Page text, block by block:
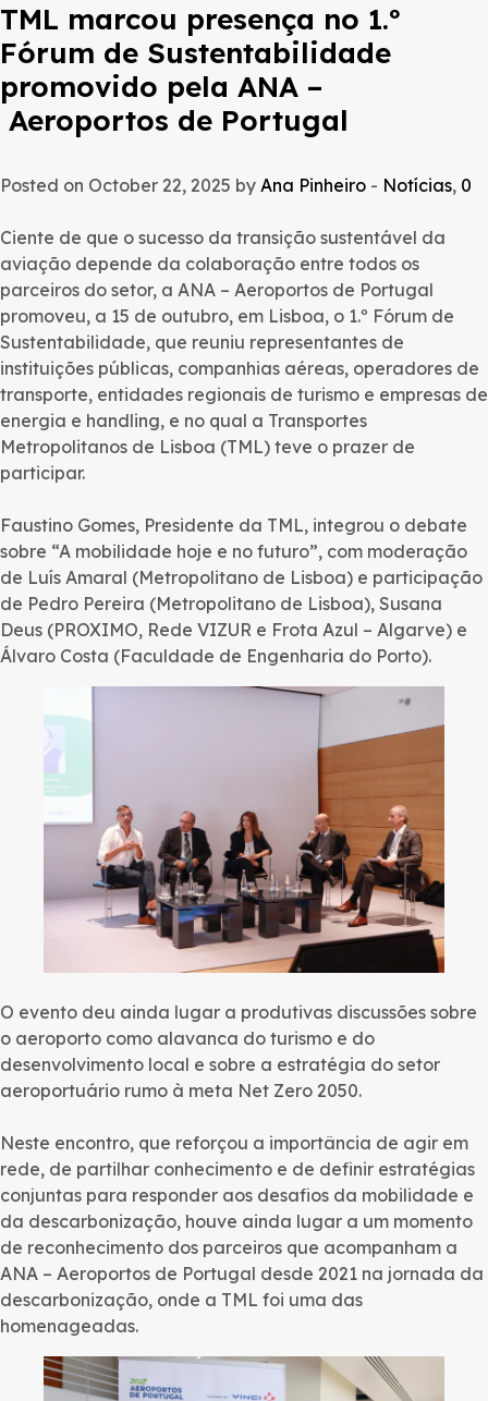
TML marcou presença no 1.º
Fórum de Sustentabilidade
promovido pela ANA –
Aeroportos de Portugal
Posted on October 22, 2025 by Ana Pinheiro - Notícias, 0
Ciente de que o sucesso da transição sustentável da
aviação depende da colaboração entre todos os
parceiros do setor, a ANA – Aeroportos de Portugal
promoveu, a 15 de outubro, em Lisboa, o 1.º Fórum de
Sustentabilidade, que reuniu representantes de
instituições públicas, companhias aéreas, operadores de
transporte, entidades regionais de turismo e empresas de
energia e handling, e no qual a Transportes
Metropolitanos de Lisboa (TML) teve o prazer de
participar.
Faustino Gomes, Presidente da TML, integrou o debate
sobre “A mobilidade hoje e no futuro”, com moderação
de Luís Amaral (Metropolitano de Lisboa) e participação
de Pedro Pereira (Metropolitano de Lisboa), Susana
Deus (PROXIMO, Rede VIZUR e Frota Azul – Algarve) e
Álvaro Costa (Faculdade de Engenharia do Porto).
O evento deu ainda lugar a produtivas discussões sobre
o aeroporto como alavanca do turismo e do
desenvolvimento local e sobre a estratégia do setor
aeroportuário rumo à meta Net Zero 2050.
Neste encontro, que reforçou a importância de agir em
rede, de partilhar conhecimento e de definir estratégias
conjuntas para responder aos desafios da mobilidade e
da descarbonização, houve ainda lugar a um momento
de reconhecimento dos parceiros que acompanham a
ANA – Aeroportos de Portugal desde 2021 na jornada da
descarbonização, onde a TML foi uma das
homenageadas.